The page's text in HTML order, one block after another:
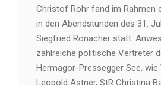
Christof Rohr fand im Rahmen
in den Abendstunden des 31.
Siegfried Ronacher statt.
zahlreiche politische Vertreter
Hermagor-Pressegger See, wie
Leopold Astner, StR Christina